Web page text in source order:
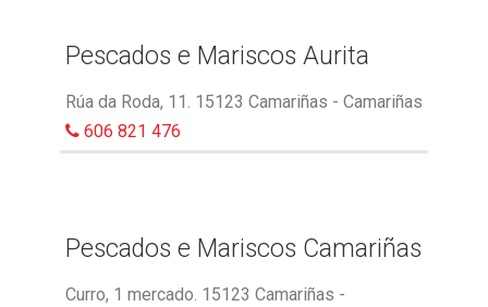
Pescados e Mariscos Aurita
Rúa da Roda, 11. 15123 Camariñas - Camariñas
606 821 476
Pescados e Mariscos Camariñas
Curro, 1 mercado. 15123 Camariñas -